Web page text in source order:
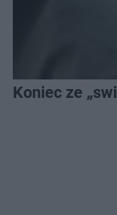
Koniec ze